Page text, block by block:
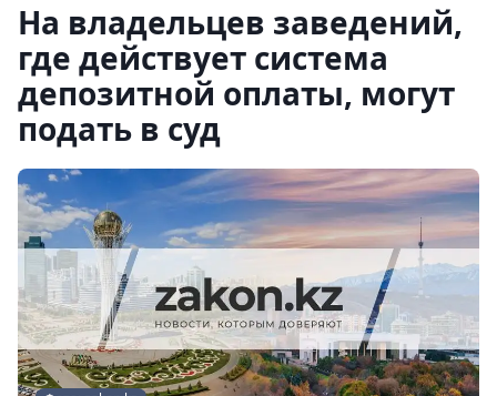
На владельцев заведений,
где действует система
депозитной оплаты, могут
подать в суд